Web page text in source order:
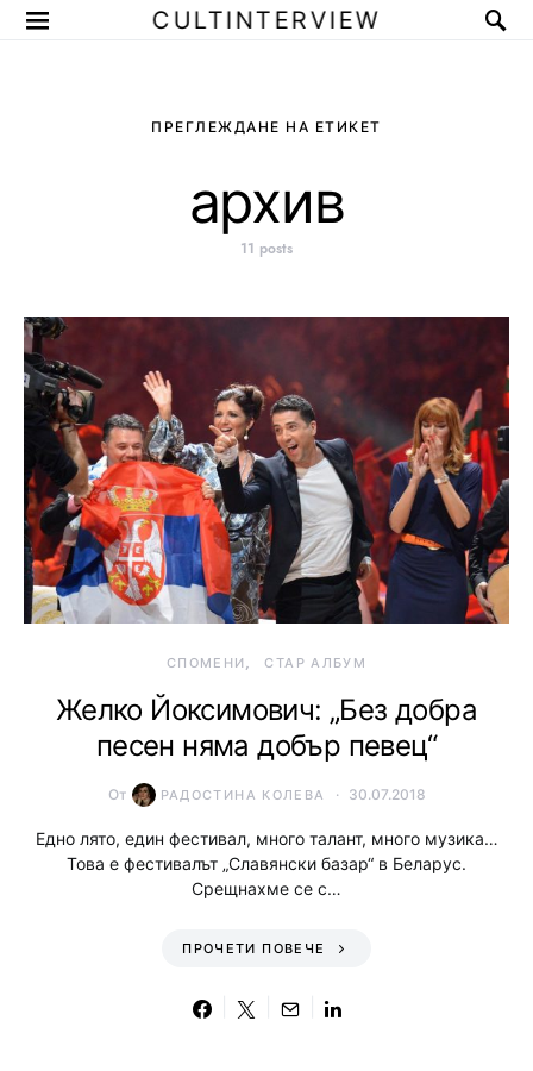
CULTINTERVIEW
ПРЕГЛЕЖДАНЕ НА ЕТИКЕТ
архив
11 posts
СПОМЕНИ СТАР АЛБУМ
Желко Йоксимович: „Без добра
песен няма добър певец“
От РАДОСТИНА КОЛЕВА 30.07.2018
Едно лято, един фестивал, много талант, много музика…
Това е фестивалът „Славянски базар“ в Беларус.
Срещнахме се с…
ПРОЧЕТИ ПОВЕЧЕ